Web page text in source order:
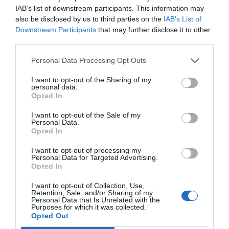
IAB’s list of downstream participants. This information may
also be disclosed by us to third parties on the IAB’s List of
Downstream Participants that may further disclose it to other
Personal Data Processing Opt Outs
I want to opt-out of the Sharing of my
personal data.
Opted In
I want to opt-out of the Sale of my
Personal Data.
Opted In
I want to opt-out of processing my
Personal Data for Targeted Advertising.
Opted In
I want to opt-out of Collection, Use,
Retention, Sale, and/or Sharing of my
Personal Data that Is Unrelated with the
Purposes for which it was collected.
Opted Out
Valenciana
HUGO MORENO 05/08/2026
encuentra en la Comunitat Valenciana
COMUNITAT VALENCIANA
La medusa que se impone este verano en
el Mediterráneo: así puedes saber si está
en tu playa
SARA DE LA FUENTE 05/08/2026
COMUNITAT VALENCIANA
El 80% de los valencianos ha cambiado su
las nuevas tendencias
REDACCIÓN EPDA 04/08/2026
COMUNITAT VALENCIANA
Julio se salda con siete fallecidos en